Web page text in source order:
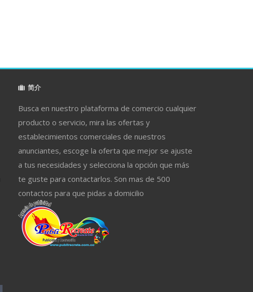
简介
Busca en nuestro plataforma de comercio cualquier
producto o servicio, mira las ofertas y
establecimientos comerciales de nuestros
anunciantes, escoge la oferta que mejor se ajuste
a tus necesidades y selecciona la opción que más
te guste para contactarlos. Son mas de 500
contactos para que pidas a domicilio